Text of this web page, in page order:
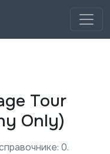
Tour
Only)
0.